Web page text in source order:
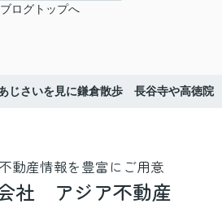
ブログトップへ
じさいを見に鎌倉散歩 長谷寺や高徳院
動産情報を豊富にご用意
社 アジア不動産